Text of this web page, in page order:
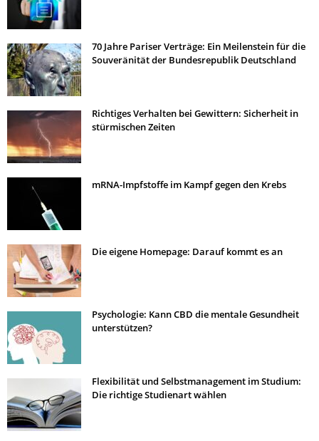
70 Jahre Pariser Verträge: Ein Meilenstein für die
Souveränität der Bundesrepublik Deutschland
Richtiges Verhalten bei Gewittern: Sicherheit in
stürmischen Zeiten
mRNA-Impfstoffe im Kampf gegen den Krebs
Die eigene Homepage: Darauf kommt es an
Psychologie: Kann CBD die mentale Gesundheit
unterstützen?
Flexibilität und Selbstmanagement im Studium:
Die richtige Studienart wählen